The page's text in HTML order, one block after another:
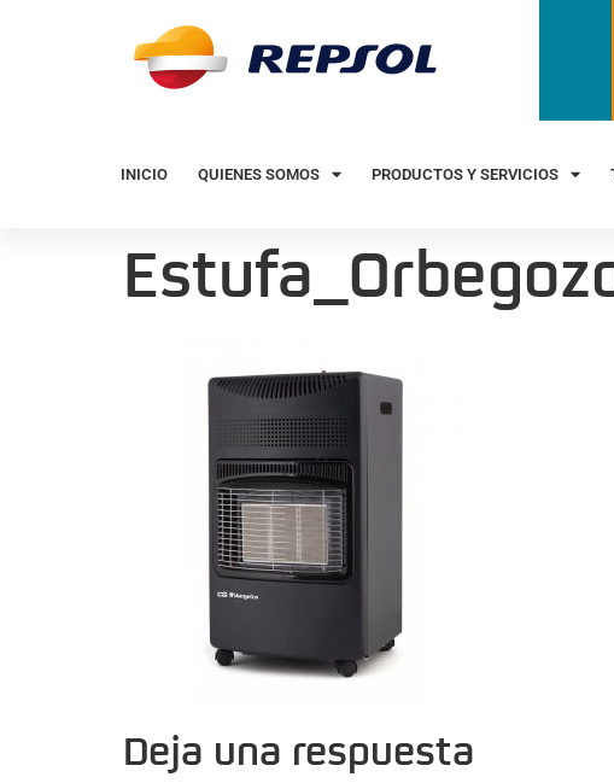
INICIO QUIENES SOMOS PRODUCTOS Y SERVICIOS
Deja una respuesta